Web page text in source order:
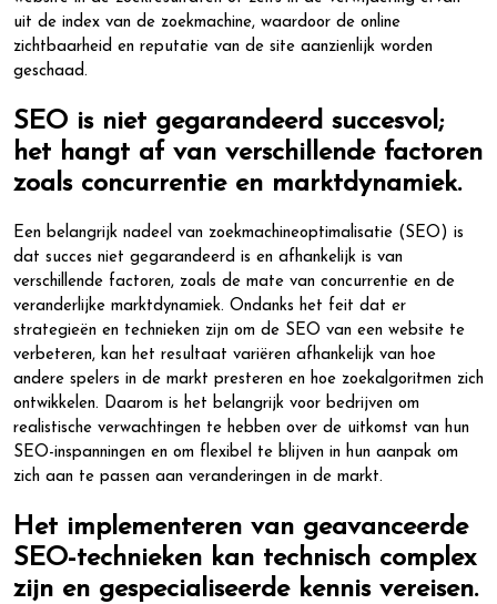
uit de index van de zoekmachine, waardoor de online
zichtbaarheid en reputatie van de site aanzienlijk worden
geschaad.
SEO is niet gegarandeerd succesvol;
het hangt af van verschillende factoren
zoals concurrentie en marktdynamiek.
Een belangrijk nadeel van zoekmachineoptimalisatie (SEO) is
dat succes niet gegarandeerd is en afhankelijk is van
verschillende factoren, zoals de mate van concurrentie en de
veranderlijke marktdynamiek. Ondanks het feit dat er
strategieën en technieken zijn om de SEO van een website te
verbeteren, kan het resultaat variëren afhankelijk van hoe
andere spelers in de markt presteren en hoe zoekalgoritmen zich
ontwikkelen. Daarom is het belangrijk voor bedrijven om
realistische verwachtingen te hebben over de uitkomst van hun
SEO-inspanningen en om flexibel te blijven in hun aanpak om
zich aan te passen aan veranderingen in de markt.
Het implementeren van geavanceerde
SEO-technieken kan technisch complex
zijn en gespecialiseerde kennis vereisen.